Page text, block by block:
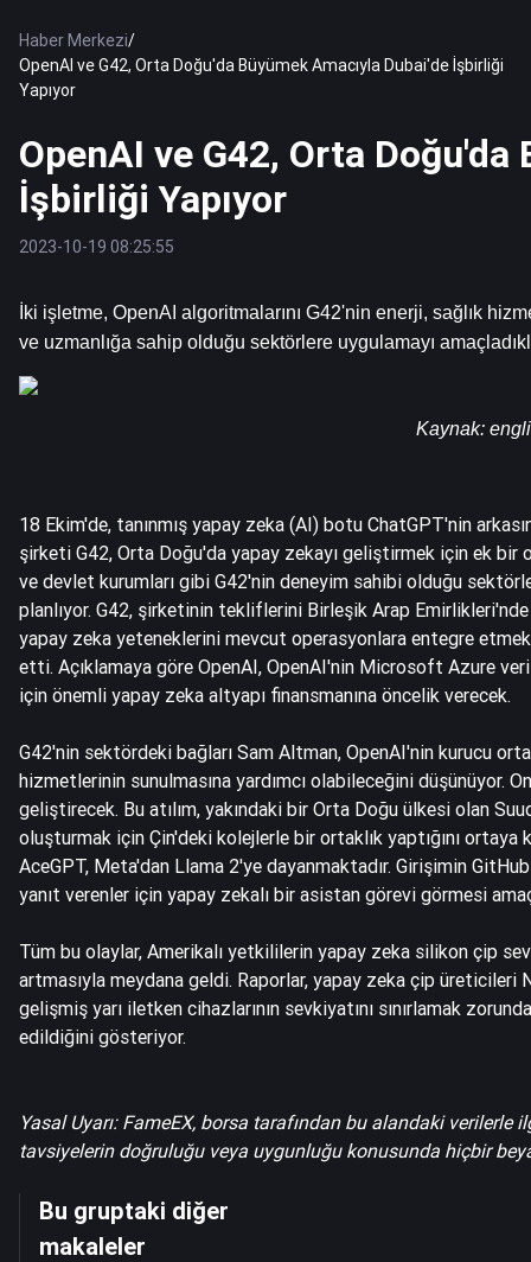
Haber Merkezi/
OpenAI ve G42, Orta Doğu'da Büyümek Amacıyla Dubai'de İşbirliği
Yapıyor
OpenAI ve G42, Orta
İşbirliği Yapıyor
2023-10-19 08:25:55
İki işletme, OpenAI algoritmalarını G42'nin enerji, sağlık
ve uzmanlığa sahip olduğu sektörlere uygulamayı
Kaynak:
18 Ekim'de, tanınmış yapay zeka (AI) botu ChatGPT'nin
şirketi G42, Orta Doğu'da yapay zekayı geliştirmek için ek bir
ve devlet kurumları gibi G42'nin deneyim sahibi olduğu
planlıyor. G42, şirketinin tekliflerini Birleşik Arap
yapay zeka yeteneklerini mevcut operasyonlara entegre
etti. Açıklamaya göre OpenAI, OpenAI'nin Microsoft Azure
için önemli yapay zeka altyapı finansmanına öncelik verecek.
G42'nin sektördeki bağları Sam Altman, OpenAI'nin kurucu
hizmetlerinin sunulmasına yardımcı olabileceğini düşünüyor.
geliştirecek. Bu atılım, yakındaki bir Orta Doğu ülkesi olan
oluşturmak için Çin'deki kolejlerle bir ortaklık yaptığını
AceGPT, Meta'dan Llama 2'ye dayanmaktadır. Girişimin
yanıt verenler için yapay zekalı bir asistan görevi görmesi
Tüm bu olaylar, Amerikalı yetkililerin yapay zeka silikon çip
artmasıyla meydana geldi. Raporlar, yapay zeka çip
gelişmiş yarı iletken cihazlarının sevkiyatını sınırlamak
edildiğini gösteriyor.
Yasal Uyarı: FameEX, borsa tarafından bu alandaki
tavsiyelerin doğruluğu veya uygunluğu konusunda hiçbir
Bu gruptaki diğer
makaleler